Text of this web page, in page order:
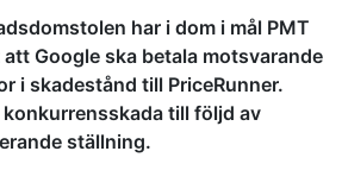
har i dom i mål PMT
Google ska betala motsvarande
i skadestånd till PriceRunner.
till följd av
ställning.